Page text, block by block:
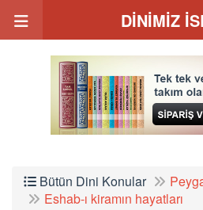
DİNİMİZ
Bütün Dini Konular
Eshab-ı kiramın hayatları